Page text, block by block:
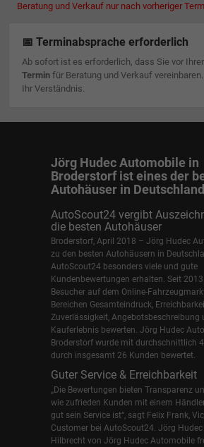
Beratung und Verkauf nur nach vorheriger
📅 Terminabsprache erforderlich
Ab sofort ist es erforderlich, dass Sie vor
Terminfür Beratung und Verkauf
Ihr Verständnis.
Jörg Hudec Automobile in
Broderstorf ist eines der
Autohäuser in Deutschland
AutoScout24 vergibt
die besten Autohäuser
Broderstorf, April 2018 – Jörg Hudec
zu den besten Autohäusern in
AutoScout24 besonders viele und gute
Kundenbewertungen erhalten. Seit
Besucher auf dem Online-
Bereichen Gesamteindruck,
Zuverlässigkeit, Angebotsbeschreibung
Kauferlebnis bewerten. Jörg Hudec
Broderstorf wurde mit durchschnittlich
durch insgesamt 26 Kunden bewertet.
Guter Service & Erreichbarkeit
„Die Bewertungen bieten Transparenz
wie zufrieden Kunden mit einem
gut sein Service ist“, sagt Felix Frank,
Customer bei AutoScout24. Jörg Hudec
Hilbrecht von Jörg Hudec Automobile